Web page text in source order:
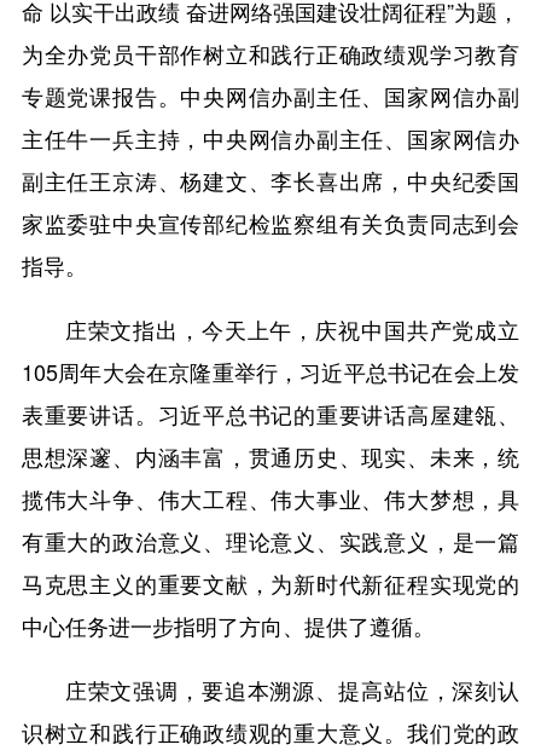
命 以实干出政绩 奋进网络强国建设壮阔征程”为题，
为全办党员干部作树立和践行正确政绩观学习教育
专题党课报告。中央网信办副主任、国家网信办副
主任牛一兵主持，中央网信办副主任、国家网信办
副主任王京涛、杨建文、李长喜出席，中央纪委国
家监委驻中央宣传部纪检监察组有关负责同志到会
指导。
庄荣文指出，今天上午，庆祝中国共产党成立
105周年大会在京隆重举行，习近平总书记在会上发
表重要讲话。习近平总书记的重要讲话高屋建瓴、
思想深邃、内涵丰富，贯通历史、现实、未来，统
揽伟大斗争、伟大工程、伟大事业、伟大梦想，具
有重大的政治意义、理论意义、实践意义，是一篇
马克思主义的重要文献，为新时代新征程实现党的
中心任务进一步指明了方向、提供了遵循。
庄荣文强调，要追本溯源、提高站位，深刻认
识树立和践行正确政绩观的重大意义。我们党的政